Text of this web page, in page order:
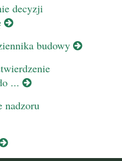
decyzji
budowy
...
nadzoru